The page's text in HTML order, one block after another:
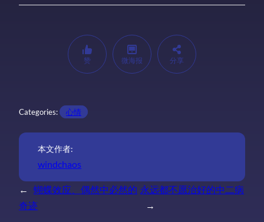
赞 微海报 分享
Categories: 心情
本文作者:
windchaos
←
蝴蝶效应、偶然中必然的
奇迹
永远都不愿治好的中二病
→